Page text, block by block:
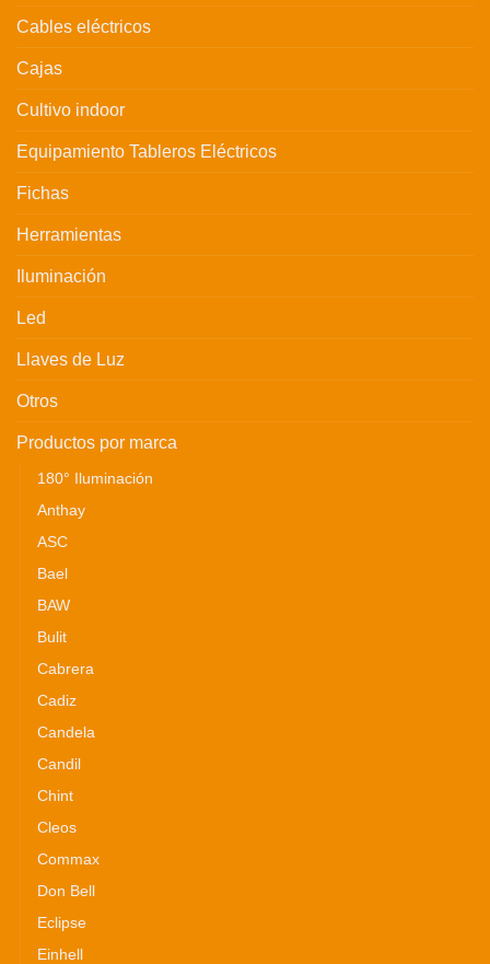
Cables eléctricos
Cajas
Cultivo indoor
Equipamiento Tableros Eléctricos
Fichas
Herramientas
Iluminación
Led
Llaves de Luz
Otros
Productos por marca
180° Iluminación
Anthay
ASC
Bael
BAW
Bulit
Cabrera
Cadiz
Candela
Candil
Chint
Cleos
Commax
Don Bell
Eclipse
Einhell